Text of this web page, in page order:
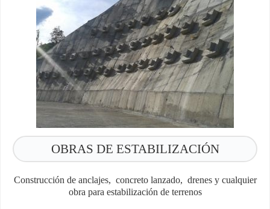
OBRAS DE ESTABILIZACIÓN
Construcción de anclajes, concreto lanzado, drenes y cualquier
obra para estabilización de terrenos